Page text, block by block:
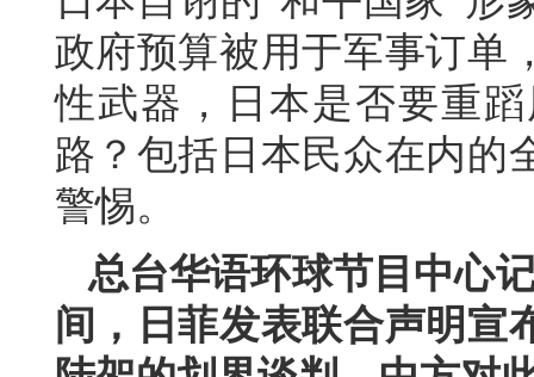
政府预算被用于军事订单
性武器，日本是否要重
路？包括日本民众在内的
警惕。
总台华语环球节目中心
间，日菲发表联合声明宣